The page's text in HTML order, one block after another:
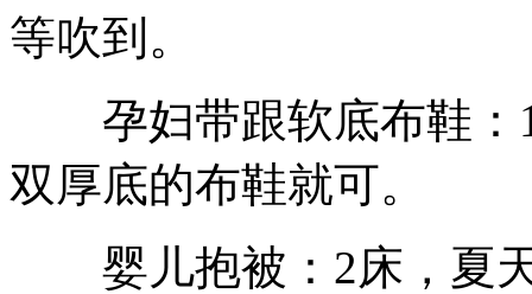
等吹到。
孕妇带跟软底布鞋：1
双厚底的布鞋就可。
婴儿抱被：2床，夏天